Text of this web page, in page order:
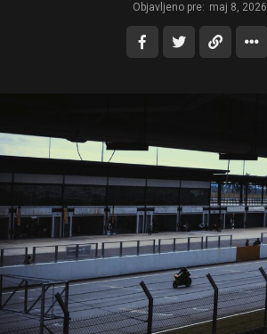
Objavljeno pre: maj 8, 2026